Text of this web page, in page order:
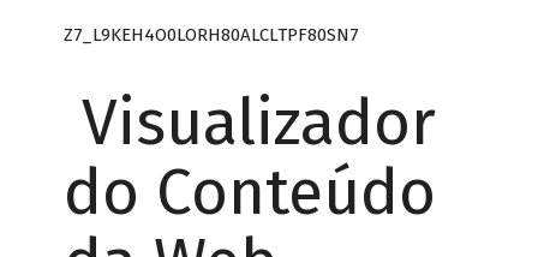
Z7_L9KEH4O0LORH80ALCLTPF80SN7
Visualizador
do Conteúdo